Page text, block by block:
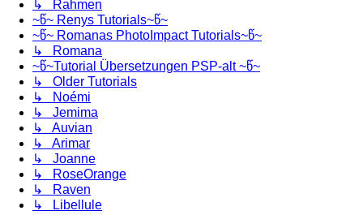
↳ Rahmen
~წ~ Renys Tutorials~წ~
~წ~ Romanas PhotoImpact Tutorials~წ~
↳ Romana
~წ~Tutorial Übersetzungen PSP-alt ~წ~
↳ Older Tutorials
↳ Noémi
↳ Jemima
↳ Auvian
↳ Arimar
↳ Joanne
↳ RoseOrange
↳ Raven
↳ Libellule